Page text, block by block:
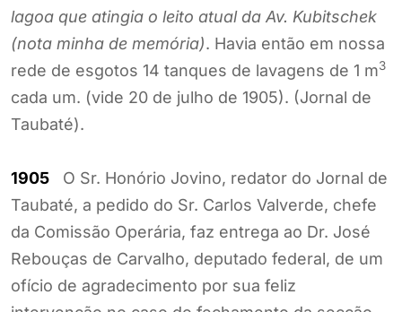
lagoa que atingia o leito atual da Av. Kubitschek
(nota minha de memória). Havia então em nossa
rede de esgotos 14 tanques de lavagens de 1 m3
cada um. (vide 20 de julho de 1905). (Jornal de
Taubaté).
1905 O Sr. Honório Jovino, redator do Jornal de
Taubaté, a pedido do Sr. Carlos Valverde, chefe
da Comissão Operária, faz entrega ao Dr. José
Rebouças de Carvalho, deputado federal, de um
ofício de agradecimento por sua feliz